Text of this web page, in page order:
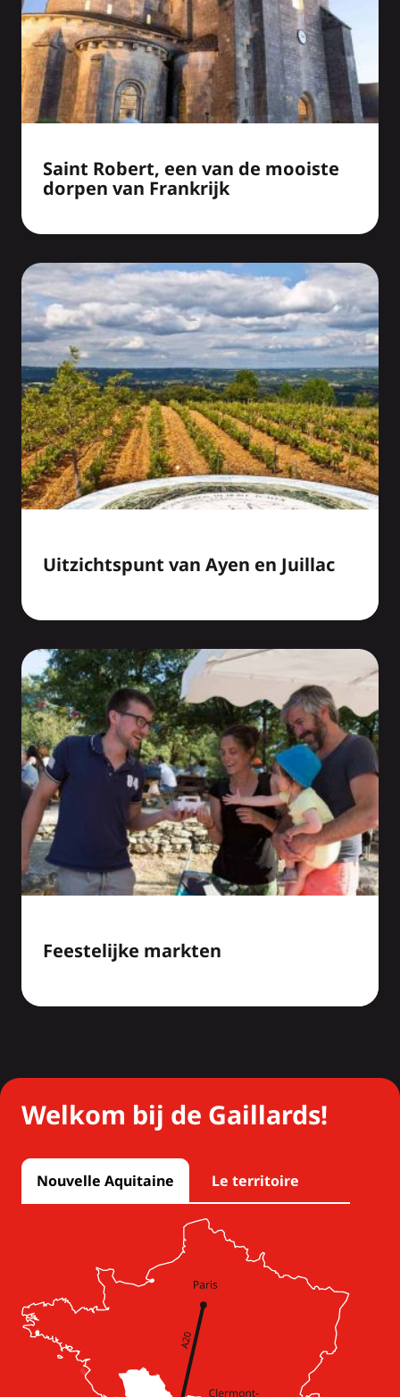
Saint Robert, een van de mooiste
dorpen van Frankrijk
Uitzichtspunt van Ayen en Juillac
Feestelijke markten
Welkom bij de Gaillards!
Nouvelle Aquitaine Le territoire